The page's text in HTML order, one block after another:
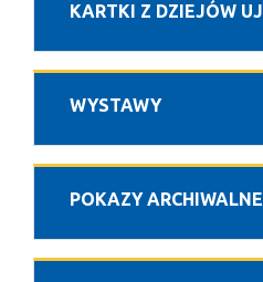
KARTKI Z DZIEJÓW UJ
WYSTAWY
POKAZY ARCHIWALNE